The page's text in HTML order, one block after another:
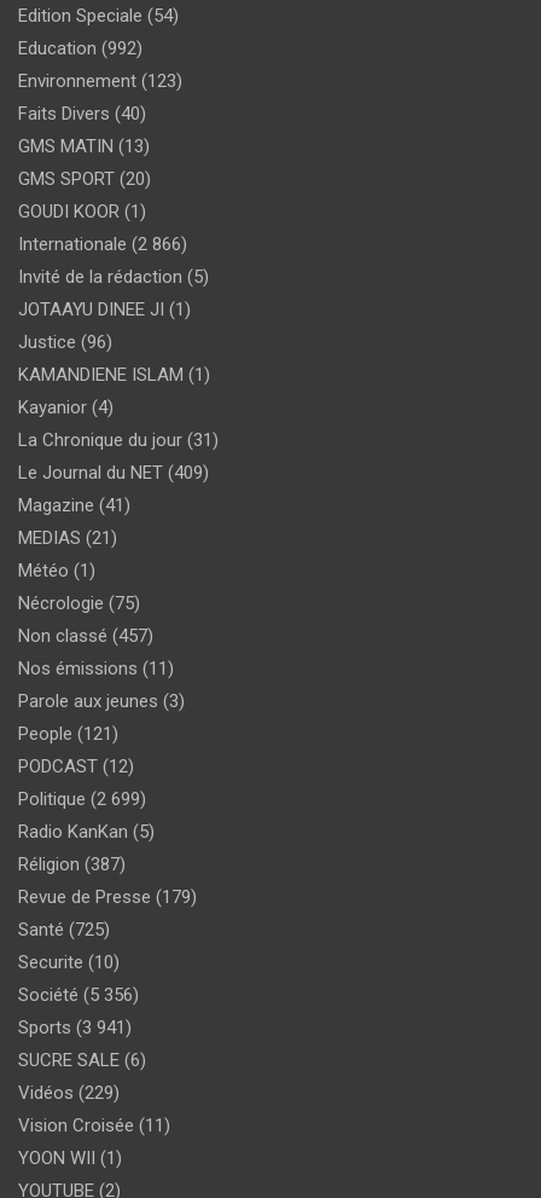
Edition Speciale (54)
Education (992)
Environnement (123)
Faits Divers (40)
GMS MATIN (13)
GMS SPORT (20)
GOUDI KOOR (1)
Internationale (2 866)
Invité de la rédaction (5)
JOTAAYU DINEE JI (1)
Justice (96)
KAMANDIENE ISLAM (1)
Kayanior (4)
La Chronique du jour (31)
Le Journal du NET (409)
Magazine (41)
MEDIAS (21)
Météo (1)
Nécrologie (75)
Non classé (457)
Nos émissions (11)
Parole aux jeunes (3)
People (121)
PODCAST (12)
Politique (2 699)
Radio KanKan (5)
Réligion (387)
Revue de Presse (179)
Santé (725)
Securite (10)
Société (5 356)
Sports (3 941)
SUCRE SALE (6)
Vidéos (229)
Vision Croisée (11)
YOON WII (1)
YOUTUBE (2)